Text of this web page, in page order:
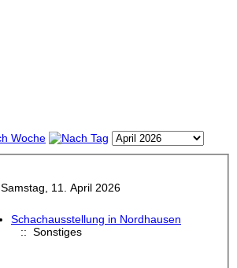
Samstag, 11. April 2026
Schachausstellung in Nordhausen
:: Sonstiges